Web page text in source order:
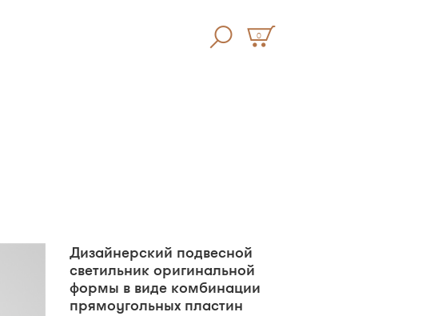
0
Дизайнерский подвесной
светильник оригинальной
формы в виде комбинации
прямоугольных пластин